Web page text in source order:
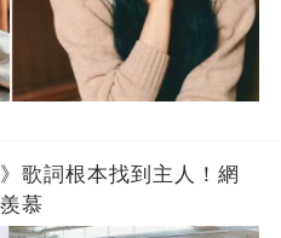
歌詞根本找到主人！網
慕